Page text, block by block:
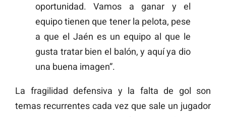
oportunidad. Vamos a ganar y el
equipo tienen que tener la pelota, pese
a que el Jaén es un equipo al que le
gusta tratar bien el balón, y aquí ya dio
una buena imagen”.
La fragilidad defensiva y la falta de gol son
temas recurrentes cada vez que sale un jugador